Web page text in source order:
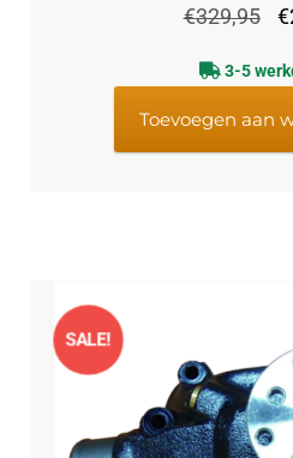
€329,95 €
3-5
Toevoegen aan
SALE!